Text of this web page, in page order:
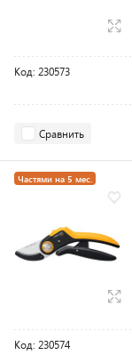
Код: 230573
Сравнить
Частями на 5 мес.
Код: 230574